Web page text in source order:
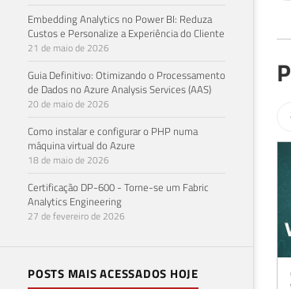
Embedding Analytics no Power BI: Reduza
Custos e Personalize a Experiência do Cliente
21 de maio de 2026
Guia Definitivo: Otimizando o Processamento
de Dados no Azure Analysis Services (AAS)
20 de maio de 2026
Como instalar e configurar o PHP numa
máquina virtual do Azure
18 de maio de 2026
Certificação DP-600 - Torne-se um Fabric
Analytics Engineering
27 de fevereiro de 2026
POSTS MAIS ACESSADOS HOJE